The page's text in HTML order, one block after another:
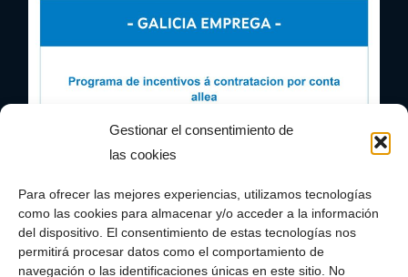
Gestionar el consentimiento de
las cookies
Para ofrecer las mejores experiencias, utilizamos tecnologías
como las cookies para almacenar y/o acceder a la información
del dispositivo. El consentimiento de estas tecnologías nos
permitirá procesar datos como el comportamiento de
navegación o las identificaciones únicas en este sitio. No